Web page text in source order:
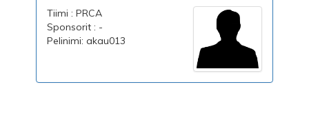
Tiimi : PRCA
Sponsorit : -
Pelinimi: akau013